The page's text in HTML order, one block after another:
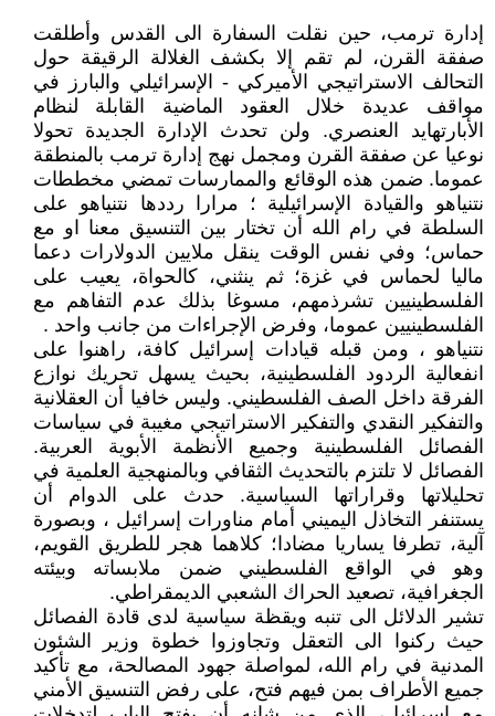
إدارة ترمب، حين نقلت السفارة الى القدس وأطلقت
صفقة القرن، لم تقم إلا بكشف الغلالة الرقيقة حول
التحالف الاستراتيجي الأميركي - الإسرائيلي والبارز في
مواقف عديدة خلال العقود الماضية القابلة لنظام
الأبارتهايد العنصري. ولن تحدث الإدارة الجديدة تحولا
نوعيا عن صفقة القرن ومجمل نهج إدارة ترمب بالمنطقة
عموما. ضمن هذه الوقائع والممارسات تمضي مخططات
نتنياهو والقيادة الإسرائيلية ؛ مرارا رددها نتنياهو على
السلطة في رام الله أن تختار بين التنسيق معنا او مع
حماس؛ وفي نفس الوقت ينقل ملايين الدولارات دعما
ماليا لحماس في غزة؛ ثم ينثني، كالحواة، يعيب على
الفلسطينيين تشرذمهم، مسوغا بذلك عدم التفاهم مع
الفلسطينيين عموما، وفرض الإجراءات من جانب واحد .
نتنياهو ، ومن قبله قيادات إسرائيل كافة، راهنوا على
انفعالية الردود الفلسطينية، بحيث يسهل تحريك نوازع
الفرقة داخل الصف الفلسطيني. وليس خافيا أن العقلانية
والتفكير النقدي والتفكير الاستراتيجي مغيبة في سياسات
الفصائل الفلسطينية وجميع الأنظمة الأبوية العربية.
الفصائل لا تلتزم بالتحديث الثقافي وبالمنهجية العلمية في
تحليلاتها وقراراتها السياسية. حدث على الدوام أن
يستنفر التخاذل اليميني أمام مناورات إسرائيل ، وبصورة
آلية، تطرفا يساريا مضادا؛ كلاهما هجر للطريق القويم،
وهو في الواقع الفلسطيني ضمن ملابساته وبيئته
الجغرافية، تصعيد الحراك الشعبي الديمقراطي.
تشير الدلائل الى تنبه ويقظة سياسية لدى قادة الفصائل
حيث ركنوا الى التعقل وتجاوزوا خطوة وزير الشئون
المدنية في رام الله، لمواصلة جهود المصالحة، مع تأكيد
جميع الأطراف بمن فيهم فتح، على رفض التنسيق الأمني